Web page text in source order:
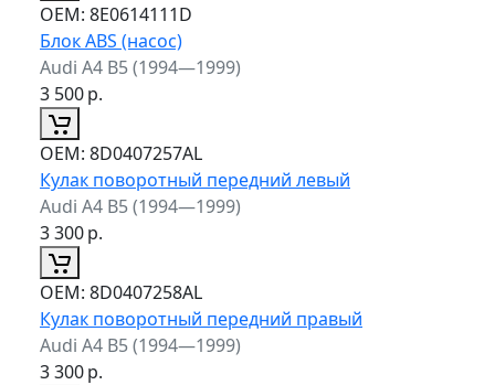
ОЕМ: 8E0614111D
Блок ABS (насос)
Audi A4 B5 (1994—1999)
3 500р.
ОЕМ: 8D0407257AL
Кулак поворотный передний левый
Audi A4 B5 (1994—1999)
3 300р.
ОЕМ: 8D0407258AL
Кулак поворотный передний правый
Audi A4 B5 (1994—1999)
3 300р.